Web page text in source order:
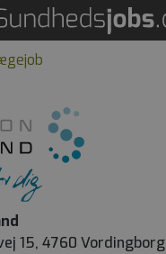
15, 4760 Vordingborg